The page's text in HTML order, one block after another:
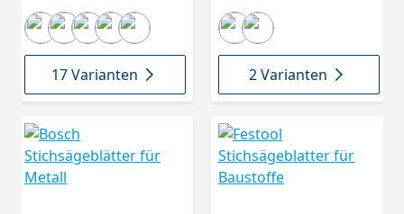
17 Varianten
Metall|Kunststoff
2 Varianten